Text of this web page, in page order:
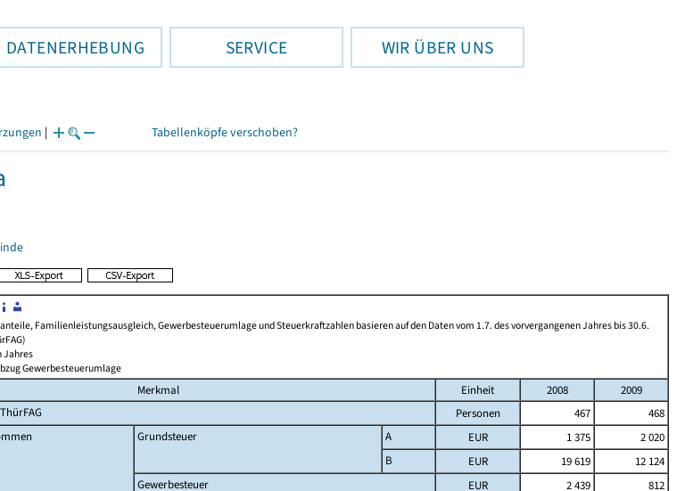
DATENERHEBUNG SERVICE WIR ÜBER UNS
| Tabellenköpfe verschoben?
Familienleistungsausgleich, Gewerbesteuerumlage und Steuerkraftzahlen basieren auf den Daten vom 1.7. des vorvergangenen Jahres bis 30.6.
Jahres
Gewerbesteuerumlage
Merkmal Einheit 2008
2009
Personen 467
468
Grundsteuer A EUR 1 375
2 020
B
EUR 19 619
12 124
Gewerbesteuer
EUR 2 439
812